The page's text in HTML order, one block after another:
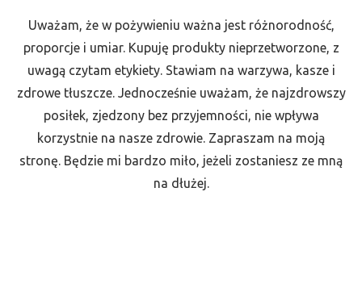
Uważam, że w pożywieniu ważna jest różnorodność,
proporcje i umiar. Kupuję produkty nieprzetworzone, z
uwagą czytam etykiety. Stawiam na warzywa, kasze i
zdrowe tłuszcze. Jednocześnie uważam, że najzdrowszy
posiłek, zjedzony bez przyjemności, nie wpływa
korzystnie na nasze zdrowie. Zapraszam na moją
stronę. Będzie mi bardzo miło, jeżeli zostaniesz ze mną
na dłużej.